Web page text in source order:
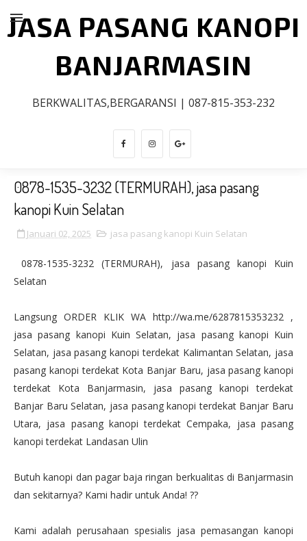
JASA PASANG KANOPI
BANJARMASIN
BERKWALITAS,BERGARANSI | 087-815-353-232
0878-1535-3232 (TERMURAH), jasa pasang
kanopi Kuin Selatan
Januari 02, 2025 jasa pasang kanopi Kuin Selatan
0878-1535-3232 (TERMURAH), jasa pasang kanopi Kuin
Selatan
Langsung ORDER KLIK WA http://wa.me/6287815353232 ,
jasa pasang kanopi Kuin Selatan, jasa pasang kanopi Kuin
Selatan, jasa pasang kanopi terdekat Kalimantan Selatan, jasa
pasang kanopi terdekat Kota Banjar Baru, jasa pasang kanopi
terdekat Kota Banjarmasin, jasa pasang kanopi terdekat
Banjar Baru Selatan, jasa pasang kanopi terdekat Banjar Baru
Utara, jasa pasang kanopi terdekat Cempaka, jasa pasang
kanopi terdekat Landasan Ulin
Butuh kanopi dan pagar baja ringan berkualitas di Banjarmasin
dan sekitarnya? Kami hadir untuk Anda! ??
Kami adalah perusahaan spesialis jasa pemasangan kanopi